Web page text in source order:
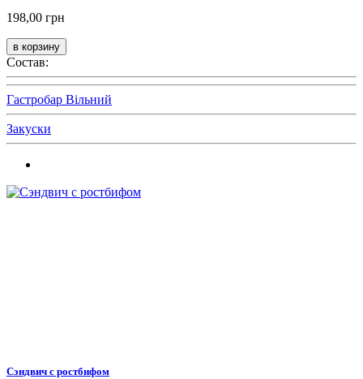
198,00 грн
Состав:
Гастробар Вільний
Закуски
Сэндвич с ростбифом